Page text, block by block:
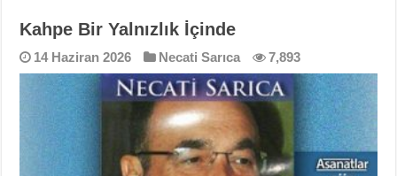
Kahpe Bir Yalnızlık İçinde
14 Haziran 2026 Necati Sarıca 7,893